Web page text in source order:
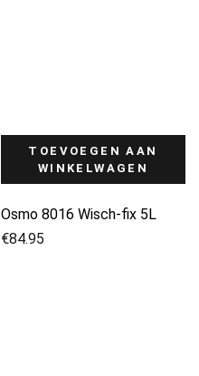
TOEVOEGEN AAN
WINKELWAGEN
Osmo 8016 Wisch-fix 5L
€84.95